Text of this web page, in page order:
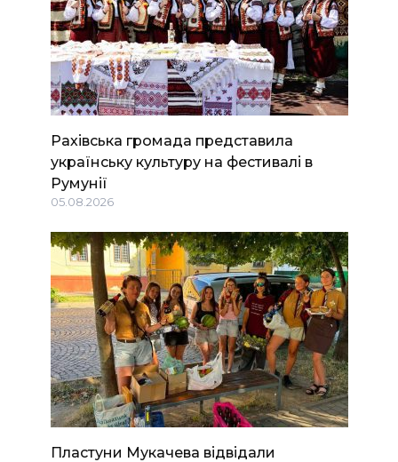
Рахівська громада представила
українську культуру на фестивалі в
Румунії
05.08.2026
Пластуни Мукачева відвідали